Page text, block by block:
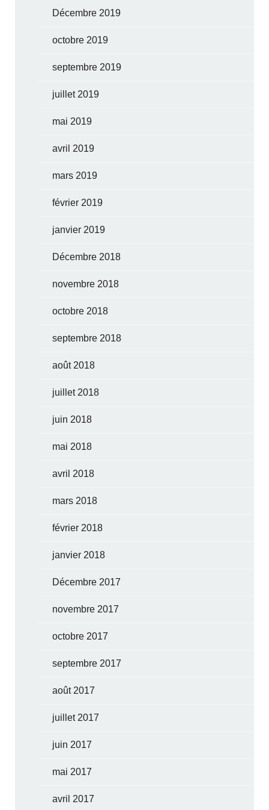
Décembre 2019
octobre 2019
septembre 2019
juillet 2019
mai 2019
avril 2019
mars 2019
février 2019
janvier 2019
Décembre 2018
novembre 2018
octobre 2018
septembre 2018
août 2018
juillet 2018
juin 2018
mai 2018
avril 2018
mars 2018
février 2018
janvier 2018
Décembre 2017
novembre 2017
octobre 2017
septembre 2017
août 2017
juillet 2017
juin 2017
mai 2017
avril 2017